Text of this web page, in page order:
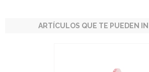
ARTÍCULOS QUE TE PUEDEN